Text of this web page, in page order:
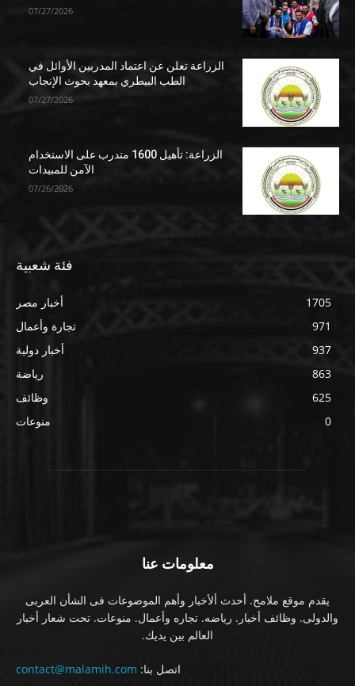
07/27/2026
الزراعة تعلن عن اعتماد المدربين الأوائل في
الطب البيطري بمعهد بحوث الإنجاب
07/27/2026
الزراعة: تأهيل 1600 متدرب على الاستخدام
الآمن للمبيدات
07/26/2026
فئة شعبية
أخبار مصر
1705
تجارة وأعمال
971
أخبار دولية
937
رياضة
863
وظائف
625
منوعات
0
معلومات عنا
يقدم موقع ملامح. أحدث ألأخبار وأهم الموضوعات فى الشأن العربى
والدولى. وظائف أخبار. رياضه. تجاره وأعمال. منوعات. تحت شعار أخبار
العالم بين يديك.
اتصل بنا: contact@malamih.com